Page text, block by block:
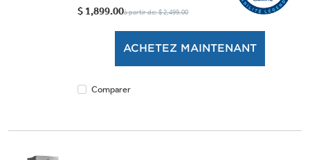
étoile(s)
$ 1,899.00à partir de: $ 2,499.00
ACHETEZ MAINTENANT
Comparer